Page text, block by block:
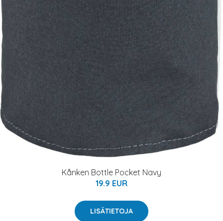
Kånken Bottle Pocket Navy
19.9 EUR
LISÄTIETOJA